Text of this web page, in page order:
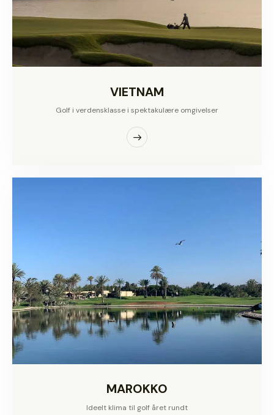
VIETNAM
Golf i verdensklasse i spektakulære omgivelser
MAROKKO
Ideelt klima til golf året rundt